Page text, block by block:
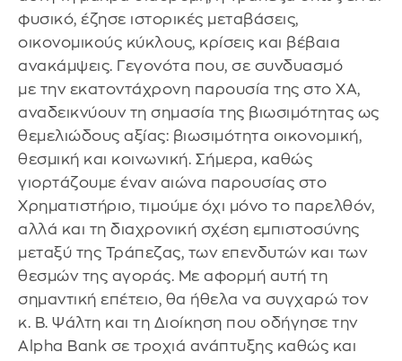
φυσικό, έζησε ιστορικές μεταβάσεις,
οικονομικούς κύκλους, κρίσεις και βέβαια
ανακάμψεις. Γεγονότα που, σε συνδυασμό
με την εκατοντάχρονη παρουσία της στο ΧA,
αναδεικνύουν τη σημασία της βιωσιμότητας ως
θεμελιώδους αξίας: βιωσιμότητα οικονομική,
θεσμική και κοινωνική. Σήμερα, καθώς
γιορτάζουμε έναν αιώνα παρουσίας στο
Χρηματιστήριο, τιμούμε όχι μόνο το παρελθόν,
αλλά και τη διαχρονική σχέση εμπιστοσύνης
μεταξύ της Τράπεζας, των επενδυτών και των
θεσμών της αγοράς. Με αφορμή αυτή τη
σημαντική επέτειο, θα ήθελα να συγχαρώ τον
κ. Β. Ψάλτη και τη Διοίκηση που οδήγησε την
Alpha Bank σε τροχιά ανάπτυξης καθώς και